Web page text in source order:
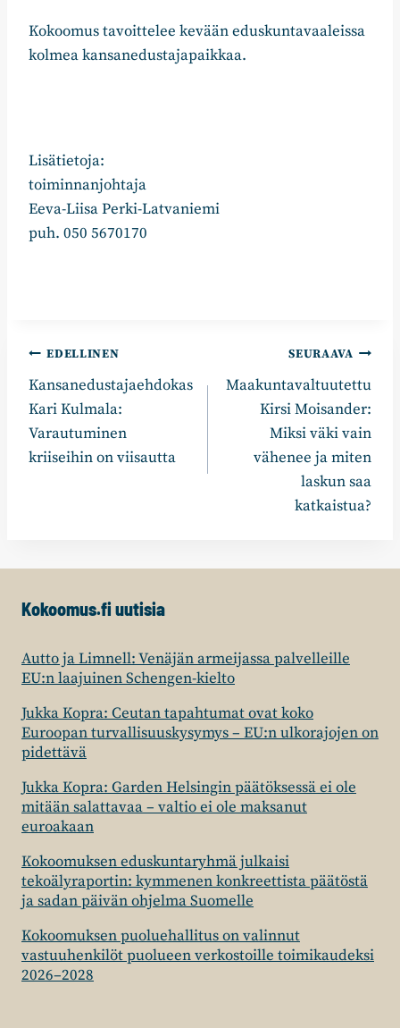
Kokoomus tavoittelee kevään eduskuntavaaleissa
kolmea kansanedustajapaikkaa.
Lisätietoja:
toiminnanjohtaja
Eeva-Liisa Perki-Latvaniemi
puh. 050 5670170
Artikkelien
selaus
EDELLINEN
Kansanedustajaehdokas
Kari Kulmala:
Varautuminen
kriiseihin on viisautta
SEURAAVA
Maakuntavaltuutettu
Kirsi Moisander:
Miksi väki vain
vähenee ja miten
laskun saa
katkaistua?
Kokoomus.fi uutisia
Autto ja Limnell: Venäjän armeijassa palvelleille
EU:n laajuinen Schengen-kielto
Jukka Kopra: Ceutan tapahtumat ovat koko
Euroopan turvallisuuskysymys – EU:n ulkorajojen on
pidettävä
Jukka Kopra: Garden Helsingin päätöksessä ei ole
mitään salattavaa – valtio ei ole maksanut
euroakaan
Kokoomuksen eduskuntaryhmä julkaisi
tekoälyraportin: kymmenen konkreettista päätöstä
ja sadan päivän ohjelma Suomelle
Kokoomuksen puoluehallitus on valinnut
vastuuhenkilöt puolueen verkostoille toimikaudeksi
2026–2028